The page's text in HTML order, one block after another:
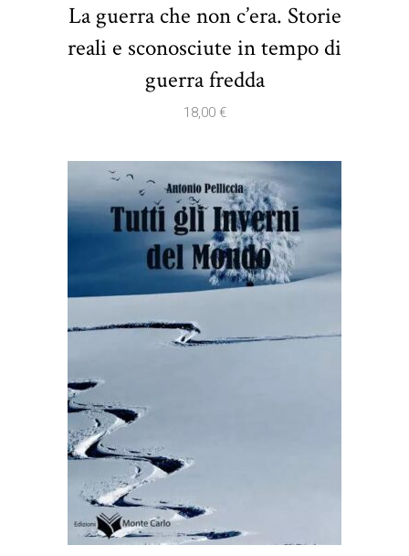
La guerra che non c’era. Storie
reali e sconosciute in tempo di
guerra fredda
18,00 €